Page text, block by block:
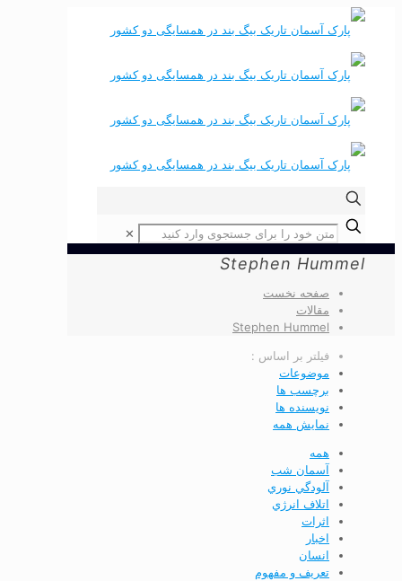
✕
Stephen Hummel
صفحه نخست
مقالات
Stephen Hummel
فیلتر بر اساس :
موضوعات
برچسب ها
نویسنده ها
نمایش همه
همه
آسمان شب
آلودگي نوري
اتلاف انرژي
اثرات
اخبار
انسان
تعريف و مفهوم